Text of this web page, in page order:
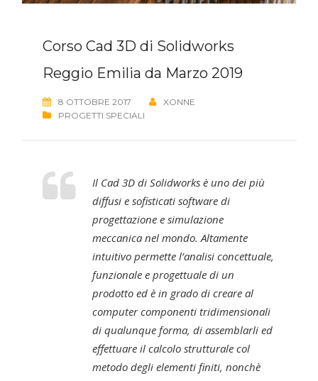
Corso Cad 3D di Solidworks
Reggio Emilia da Marzo 2019
8 OTTOBRE 2017
XONNE
PROGETTI SPECIALI
Il Cad 3D di Solidworks è uno dei più
diffusi e sofisticati software di
progettazione e simulazione
meccanica nel mondo. Altamente
intuitivo permette l’analisi concettuale,
funzionale e progettuale di un
prodotto ed è in grado di creare al
computer componenti tridimensionali
di qualunque forma, di assemblarli ed
effettuare il calcolo strutturale col
metodo degli elementi finiti, nonchè